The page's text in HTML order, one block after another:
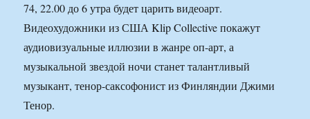
74, 22.00 до 6 утра будет царить видеоарт.
Видеохудожники из США Klip Collective покажут
аудиовизуальные иллюзии в жанре оп-арт, а
музыкальной звездой ночи станет талантливый
музыкант, тенор-саксофонист из Финляндии Джими
Тенор.